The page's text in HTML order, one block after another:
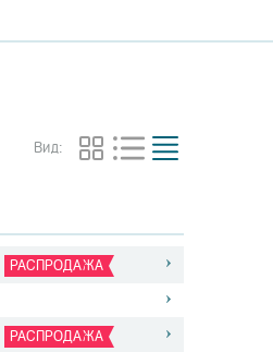
Вид:
РАСПРОДАЖА
РАСПРОДАЖА